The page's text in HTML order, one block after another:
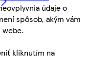
údaje o
spôsob, akým vám
webe.
kliknutím na